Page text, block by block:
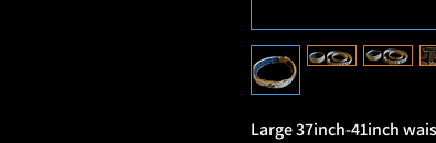
Large 37inch-41inch